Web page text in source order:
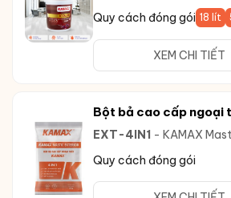
Quy cách đóng gói 18 lít
XEM CHI TIẾT
Bột bả cao cấp ngoại
EXT-4IN1 - KAMAX
Quy cách đóng gói